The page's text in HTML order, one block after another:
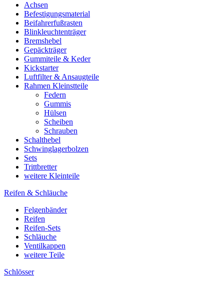
Achsen
Befestigungsmaterial
Beifahrerfußrasten
Blinkleuchtenträger
Bremshebel
Gepäckträger
Gummiteile & Keder
Kickstarter
Luftfilter & Ansaugteile
Rahmen Kleinstteile
Federn
Gummis
Hülsen
Scheiben
Schrauben
Schalthebel
Schwinglagerbolzen
Sets
Trittbretter
weitere Kleinteile
Reifen & Schläuche
Felgenbänder
Reifen
Reifen-Sets
Schläuche
Ventilkappen
weitere Teile
Schlösser